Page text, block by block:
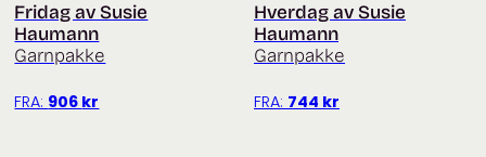
Fridag av Susie
Haumann
Garnpakke
FRA: 906 kr
Hverdag av Susie
Haumann
Garnpakke
FRA: 744 kr